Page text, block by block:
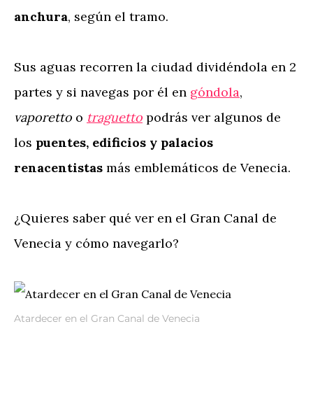
anchura, según el tramo.
Sus aguas recorren la ciudad dividéndola en 2
partes y si navegas por él en góndola,
vaporetto o traguetto podrás ver algunos de
los puentes, edificios y palacios
renacentistas más emblemáticos de Venecia.
¿Quieres saber qué ver en el Gran Canal de
Venecia y cómo navegarlo?
Atardecer en el Gran Canal de Venecia